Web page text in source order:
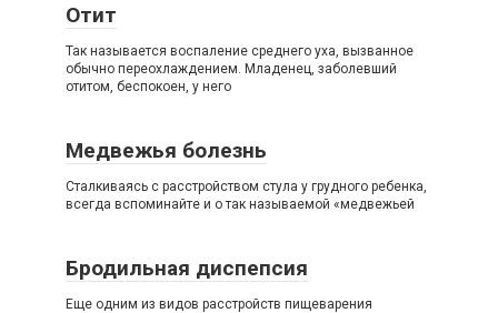
Отит
Так называется воспаление среднего уха, вызванное
обычно переохлаждением. Младенец, заболевший
отитом, беспокоен, у него
Медвежья болезнь
Сталкиваясь с расстройством стула у грудного ребенка,
всегда вспоминайте и о так называемой «медвежьей
Бродильная диспепсия
Еще одним из видов расстройств пищеварения